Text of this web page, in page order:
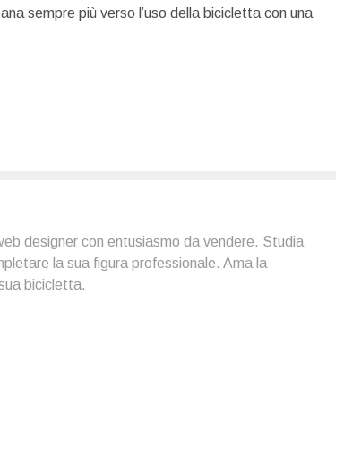
sempre più verso l’uso della bicicletta con una
designer con entusiasmo da vendere. Studia
la sua figura professionale. Ama la
bicicletta.